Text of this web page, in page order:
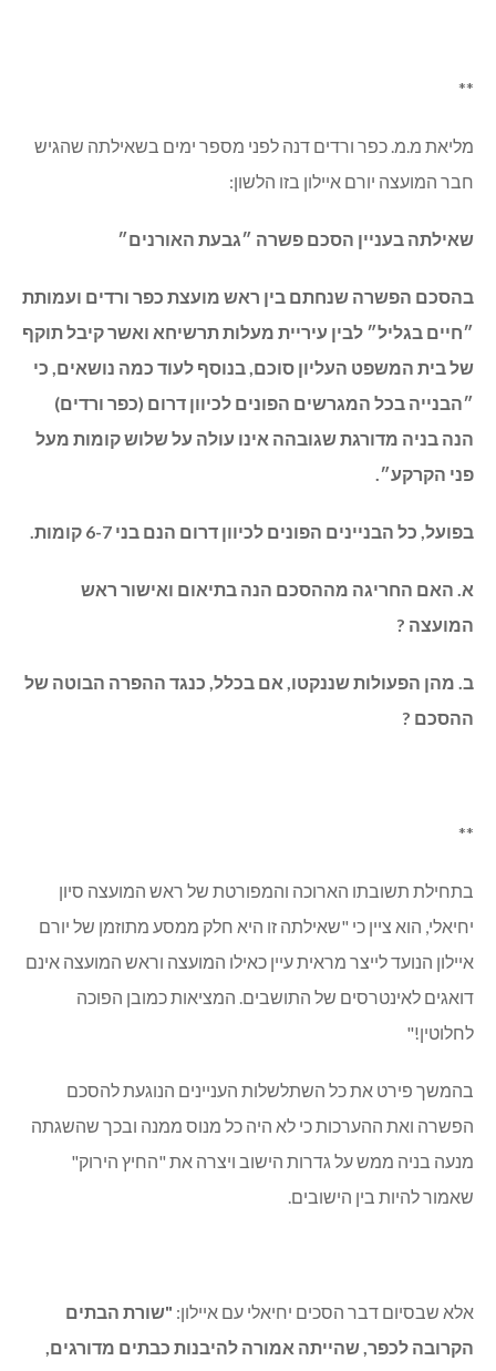
**
מליאת מ.מ. כפר ורדים דנה לפני מספר ימים בשאילתה שהגיש
חבר המועצה יורם איילון בזו הלשון:
שאילתה בעניין הסכם פשרה ״גבעת האורנים״
בהסכם הפשרה שנחתם בין ראש מועצת כפר ורדים ועמותת
״חיים בגליל״ לבין עיריית מעלות תרשיחא ואשר קיבל תוקף
של בית המשפט העליון סוכם, בנוסף לעוד כמה נושאים, כי
״הבנייה בכל המגרשים הפונים לכיוון דרום (כפר ורדים)
הנה בניה מדורגת שגובהה אינו עולה על שלוש קומות מעל
פני הקרקע״.
בפועל, כל הבניינים הפונים לכיוון דרום הנם בני 6-7 קומות.
א. האם החריגה מההסכם הנה בתיאום ואישור ראש
המועצה ?
ב. מהן הפעולות שננקטו, אם בכלל, כנגד ההפרה הבוטה של
ההסכם ?
**
בתחילת תשובתו הארוכה והמפורטת של ראש המועצה סיון
יחיאלי, הוא ציין כי "שאילתה זו היא חלק ממסע מתוזמן של יורם
איילון הנועד לייצר מראית עיין כאילו המועצה וראש המועצה אינם
דואגים לאינטרסים של התושבים. המציאות כמובן הפוכה
לחלוטין!"
בהמשך פירט את כל השתלשלות העניינים הנוגעת להסכם
הפשרה ואת ההערכות כי לא היה כל מנוס ממנה ובכך שהשגתה
מנעה בניה ממש על גדרות הישוב ויצרה את "החיץ הירוק"
שאמור להיות בין הישובים.
אלא שבסיום דבר הסכים יחיאלי עם איילון: "שורת הבתים
הקרובה לכפר, שהייתה אמורה להיבנות כבתים מדורגים,